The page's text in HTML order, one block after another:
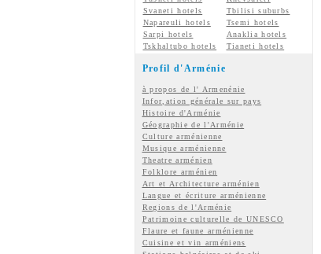
Svaneti hotels
Tbilisi suburbs
Napareuli hotels
Tsemi hotels
Sarpi hotels
Anaklia hotels
Tskhaltubo hotels
Tianeti hotels
Profil d'Arménie
à propos de l' Armenénie
Infor,ation générale sur pays
Histoire d'Arménie
Géographie de l'Arménie
Culture arménienne
Musique arménienne
Theatre arménien
Folklore arménien
Art et Architecture arménien
Langue et écriture arménienne
Regions de l'Arménie
Patrimoine culturelle de UNESCO
Flaure et faune arménienne
Cuisine et vin arméniens